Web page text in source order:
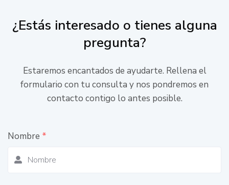
¿Estás interesado o tienes alguna
pregunta?
Estaremos encantados de ayudarte. Rellena el
formulario con tu consulta y nos pondremos en
contacto contigo lo antes posible.
Nombre *